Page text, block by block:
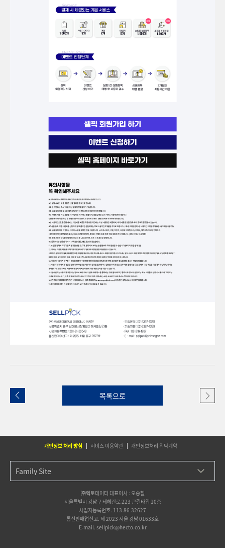
목록으로
개인정보 처리 방침 서비스 이용약관 개인정보처리 위탁계약
㈜헥토데이터 대표이사 : 오승철
서울특별시 강남구 테헤란로 223 큰길타워 10층
사업자등록번호. 113-86-32627
통신판매업신고. 제 2023 서울 강남 01633호
E-mail. sellpick@hecto.co.kr